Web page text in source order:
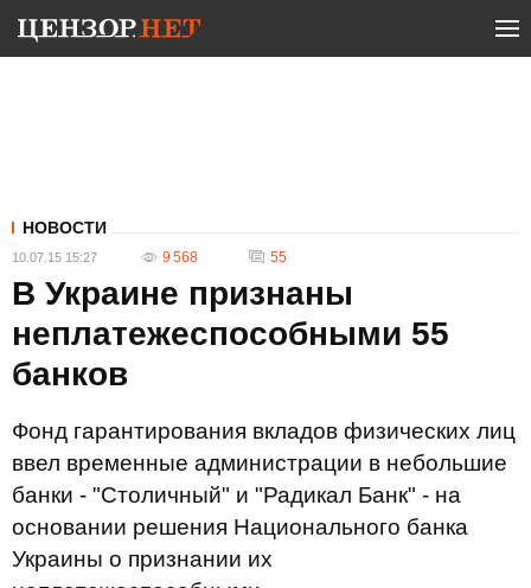
НОВОСТИ
10.07.15 15:27 9 568 55
В Украине признаны
неплатежеспособными 55
банков
Фонд гарантирования вкладов физических лиц
ввел временные администрации в небольшие
банки - "Столичный" и "Радикал Банк" - на
основании решения Национального банка
Украины о признании их